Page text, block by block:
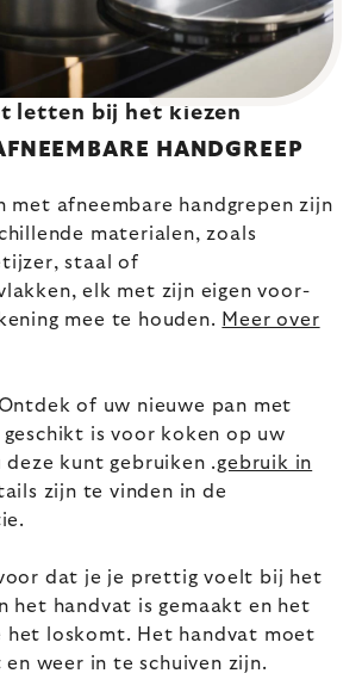
letten bij het kiezen
HANDGREEP
met afneembare handgrepen zijn
materialen, zoals
staal of
elk met zijn eigen voor-
mee te houden. Meer over
Ontdek of uw nieuwe pan met
is voor koken op uw
kunt gebruiken .gebruik in
zijn te vinden in de
dat je je prettig voelt bij het
het handvat is gemaakt en het
het loskomt. Het handvat moet
weer in te schuiven zijn.